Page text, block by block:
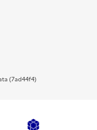
(7ad44f4)